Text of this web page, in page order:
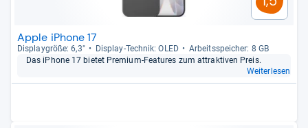
Apple iPhone 17
Dis­play­größe: 6,3" Dis­play-​Tech­nik: OLED
Arbeitsspei­cher: 8 GB
Das iPhone 17 bie­tet Pre­mium-​Fea­tu­res zum attrak­ti­ven Preis.
Weiterlesen